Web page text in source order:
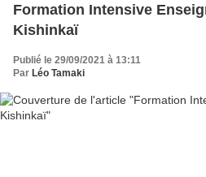
Formation Intensive
Kishinkaï
Publié le 29/09/2021 à 13:11
Par Léo Tamaki